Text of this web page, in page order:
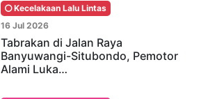
Kecelakaan Lalu Lintas
16 Jul 2026
Tabrakan di Jalan Raya
Banyuwangi-Situbondo, Pemotor
Alami Luka…